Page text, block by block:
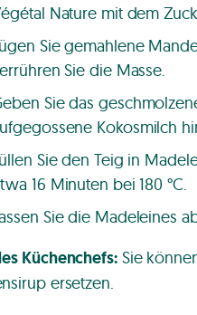
Nature mit dem
Sie gemahlene
Sie die Masse.
Sie das
Kokosmilch
Sie den Teig in
16 Minuten bei 180 °C.
Sie die Madeleines
Küchenchefs:Sie
ersetzen.